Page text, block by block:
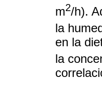
m2/h).
la
en la
la